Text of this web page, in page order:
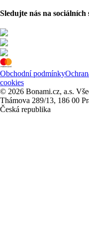
Sledujte nás na sociálních
Obchodní podmínky
cookies
© 2026 Bonami.cz, a.s.
Thámova 289/13, 186 00
Česká republika